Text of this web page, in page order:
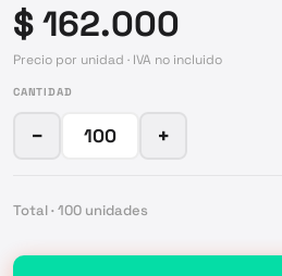
$ 162.000
Precio por unidad · IVA no incluido
CANTIDAD
− +
Total · 100 unidades